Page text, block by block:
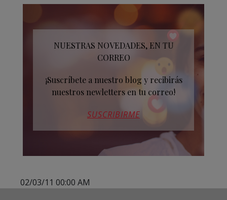
NUESTRAS NOVEDADES, EN TU
CORREO
¡Suscríbete a nuestro blog y recibirás
nuestros newletters en tu correo!
SUSCRIBIRME
02/03/11 00:00 AM